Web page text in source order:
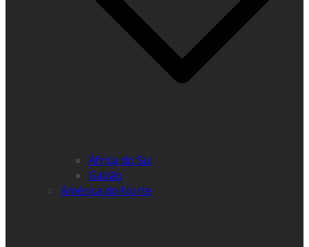
África do Sul
Gabão
América do Norte